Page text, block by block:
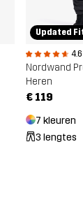
Updated
Nordwand
Heren
€ 119
7 kleuren
3 lengtes